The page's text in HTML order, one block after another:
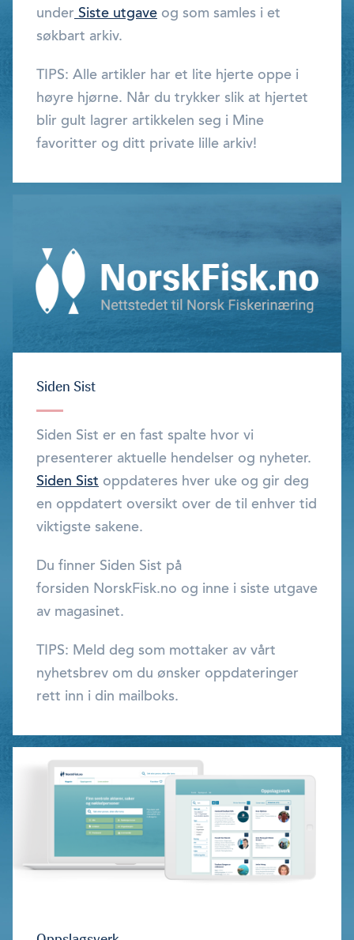
under Siste utgave og som samles i et
søkbart arkiv.
TIPS: Alle artikler har et lite hjerte oppe i
høyre hjørne. Når du trykker slik at hjertet
blir gult lagrer artikkelen seg i Mine
favoritter og ditt private lille arkiv!
Siden Sist
Siden Sist er en fast spalte hvor vi
presenterer aktuelle hendelser og nyheter.
Siden Sist oppdateres hver uke og gir deg
en oppdatert oversikt over de til enhver tid
viktigste sakene.
Du finner Siden Sist på
forsiden NorskFisk.no og inne i siste utgave
av magasinet.
TIPS: Meld deg som mottaker av vårt
nyhetsbrev om du ønsker oppdateringer
rett inn i din mailboks.